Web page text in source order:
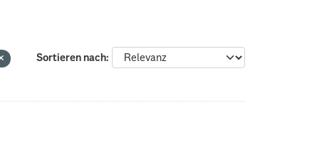
Sortieren nach